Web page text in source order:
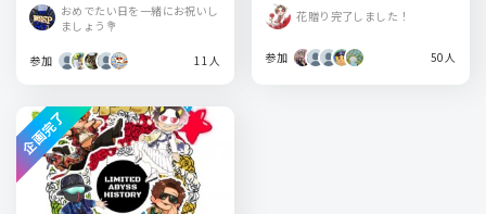
おめでたい日を一緒にお祝いし
ましょう💐
参加 11人
花贈り完了しました！
参加 50人
企画完了